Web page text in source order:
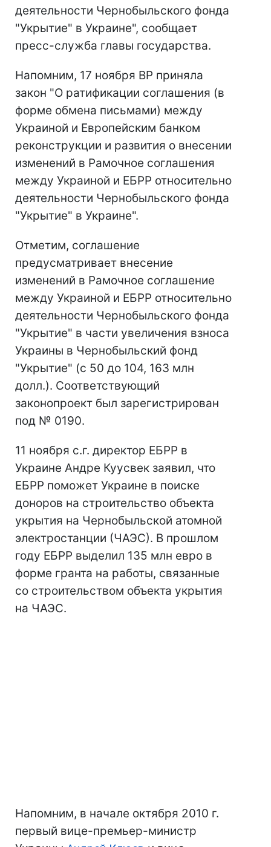
деятельности Чернобыльского фонда
"Укрытие" в Украине", сообщает
пресс-служба главы государства.
Напомним, 17 ноября ВР приняла
закон "О ратификации соглашения (в
форме обмена письмами) между
Украиной и Европейским банком
реконструкции и развития о внесении
изменений в Рамочное соглашения
между Украиной и ЕБРР относительно
деятельности Чернобыльского фонда
"Укрытие" в Украине".
Отметим, соглашение
предусматривает внесение
изменений в Рамочное соглашение
между Украиной и ЕБРР относительно
деятельности Чернобыльского фонда
"Укрытие" в части увеличения взноса
Украины в Чернобыльский фонд
"Укрытие" (с 50 до 104, 163 млн
долл.). Соответствующий
законопроект был зарегистрирован
под № 0190.
11 ноября с.г. директор ЕБРР в
Украине Андре Куусвек заявил, что
ЕБРР поможет Украине в поиске
доноров на строительство объекта
укрытия на Чернобыльской атомной
электростанции (ЧАЭС). В прошлом
году ЕБРР выделил 135 млн евро в
форме гранта на работы, связанные
со строительством объекта укрытия
на ЧАЭС.
Напомним, в начале октября 2010 г.
первый вице-премьер-министр